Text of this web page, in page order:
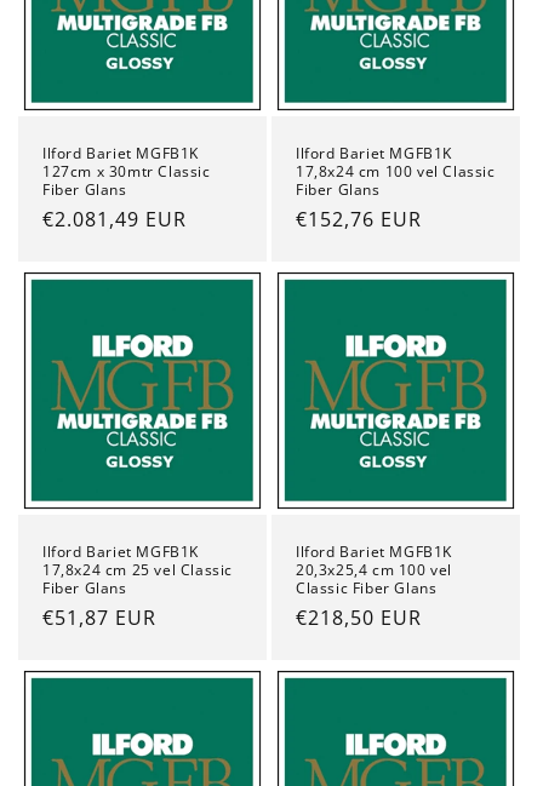
Ilford Bariet MGFB1K
127cm x 30mtr Classic
Fiber Glans
Normale
€2.081,49 EUR
Ilford Bariet MGFB1K
17,8x24 cm 100 vel Classic
Fiber Glans
Normale
€152,76 EUR
Ilford Bariet MGFB1K
17,8x24 cm 25 vel Classic
Fiber Glans
Normale
€51,87 EUR
Ilford Bariet MGFB1K
20,3x25,4 cm 100 vel
Classic Fiber Glans
Normale
€218,50 EUR